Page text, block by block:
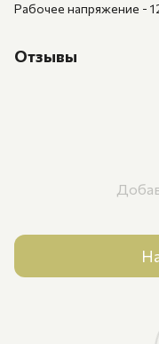
Рабочее напряжение -
Отзывы